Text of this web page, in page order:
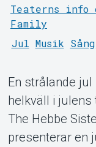
Teaterns
Family
Jul Musik Sång
En strålande
helkväll i julens
The Hebbe
presenterar en